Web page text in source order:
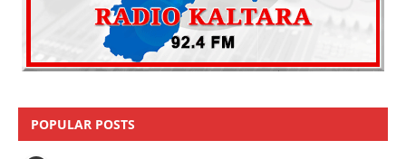
POPULAR POSTS